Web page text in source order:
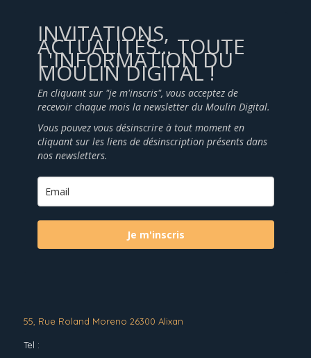
INVITATIONS,
ACTUALITÉS... TOUTE
L'INFORMATION DU
MOULIN DIGITAL !
En cliquant sur "je m'inscris", vous acceptez de
recevoir chaque mois la newsletter du Moulin Digital.
Vous pouvez vous désinscrire à tout moment en
cliquant sur les liens de désinscription présents dans
nos newsletters.
Je m'inscris
55, Rue Roland Moreno 26300 Alixan
Tel :